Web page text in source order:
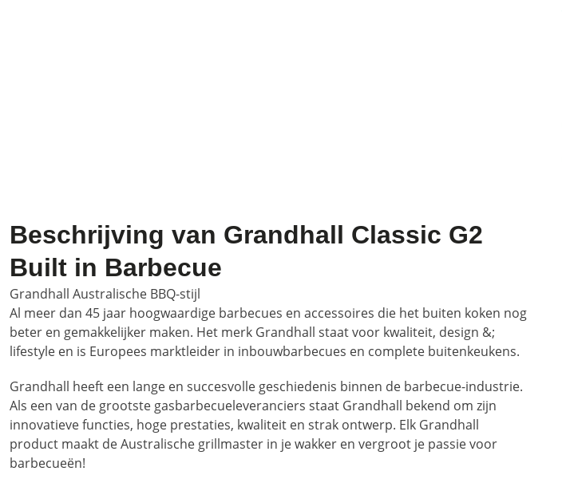
Beschrijving van Grandhall Classic G2
Built in Barbecue
Grandhall Australische BBQ-stijl
Al meer dan 45 jaar hoogwaardige barbecues en accessoires die het buiten koken nog
beter en gemakkelijker maken. Het merk Grandhall staat voor kwaliteit, design &;
lifestyle en is Europees marktleider in inbouwbarbecues en complete buitenkeukens.
Grandhall heeft een lange en succesvolle geschiedenis binnen de barbecue-industrie.
Als een van de grootste gasbarbecueleveranciers staat Grandhall bekend om zijn
innovatieve functies, hoge prestaties, kwaliteit en strak ontwerp. Elk Grandhall
product maakt de Australische grillmaster in je wakker en vergroot je passie voor
barbecueën!